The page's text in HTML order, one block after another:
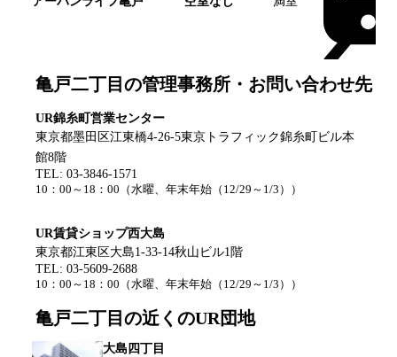
亀戸二丁目 の管理事務所・お問い合わせ先
UR錦糸町営業センター
東京都墨田区江東橋4-26-5東京トラフィック錦糸町ビル本
館8階
TEL: 03-3846-1571
10：00～18：00 （水曜、年末年始（12/29～1/3） ）
UR賃貸ショップ西大島
東京都江東区大島1-33-14秋山ビル1階
TEL: 03-5609-2688
10：00～18：00 （水曜、年末年始（12/29～1/3） ）
亀戸二丁目 の近くのUR団地
大島四丁目